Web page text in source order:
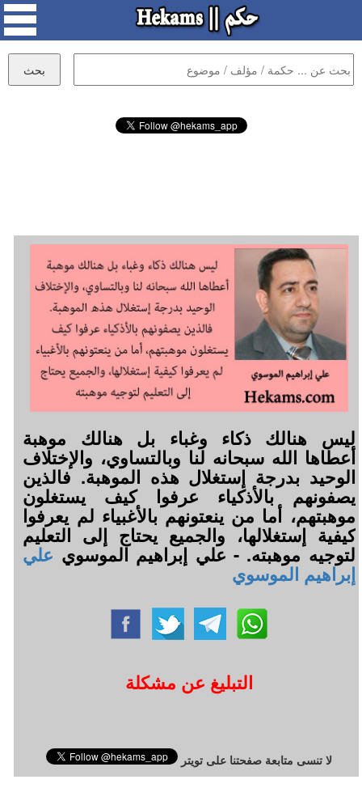
ليس هنالك ذكاء وغباء بل هنالك موهبة
أعطاها الله سبحانه لنا وبالتساوي، والإختلاف
الوحيد بدرجة إستغلال هذه الموهبة. فالذين
يصفونهم بالأذكياء عرفوا كيف يستغلون
موهبتهم، أما من ينعتونهم بالأغبياء لم يعرفوا
كيفية إستغلالها، والجميع يحتاج إلى التعليم
لتوجيه موهبته. - علي إبراهيم الموسوي علي
إبراهيم الموسوي
التبليغ عن مشكلة
لا تنسى متابعة صفحتنا على تويتر